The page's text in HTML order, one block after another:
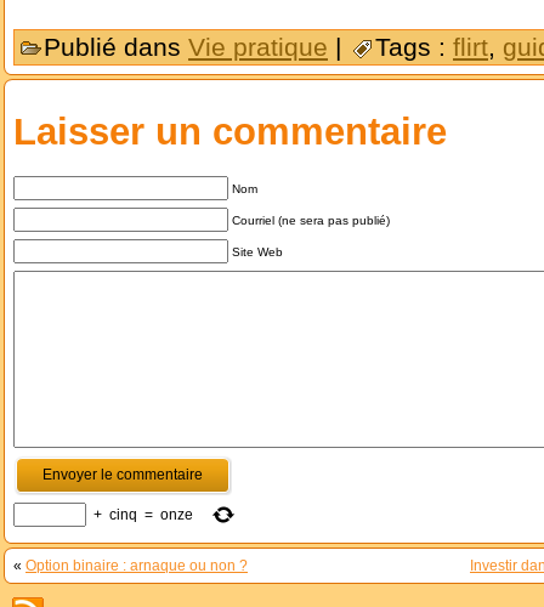
Publié dans Vie pratique | Tags : flirt,
Laisser un commentaire
Nom
Courriel (ne sera pas publié)
Site Web
+ cinq = onze
« Option binaire : arnaque ou non ? Investir